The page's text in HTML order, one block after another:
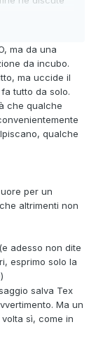
ma da una
da incubo.
ma uccide il
tutto da solo.
che qualche
qualche
per un
altrimenti non
adesso non dite
esprimo solo la
)
salva Tex
Ma un
sì, come in